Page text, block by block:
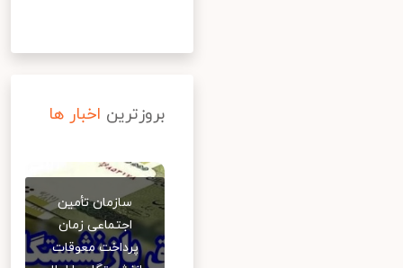
بروزترین اخبار ها
سازمان تأمین
اجتماعی زمان
پرداخت معوقات